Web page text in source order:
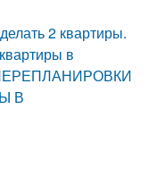
2 квартиры.
в
В